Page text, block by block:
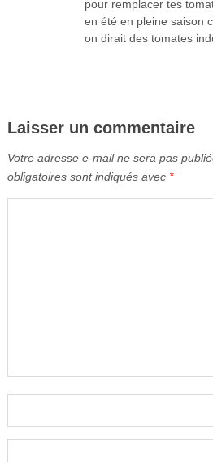
pour remplacer tes
en été en pleine saison
on dirait des tomates
Laisser un commentaire
Votre adresse e-mail ne sera pas
obligatoires sont indiqués avec *